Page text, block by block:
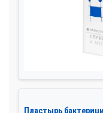
Пластырь